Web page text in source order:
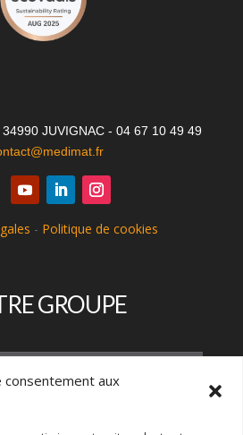
consentement aux
JUVIGNAC - 04 67 10 49 49
- Politique de cookies
GROUPE